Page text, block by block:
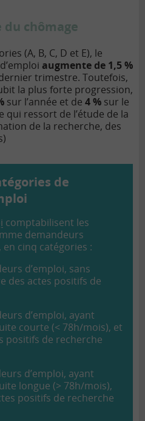
du chômage
(A, B, C, D et E), le
augmente de 1,5 %
trimestre. Toutefois,
la plus forte progression,
sur l’année et de 4 % sur le
qui ressort de l’étude de la
de la recherche, des
de
comptabilisent les
demandeurs
en cinq catégories :
d’emploi, sans
des actes positifs de
d’emploi, ayant
courte (< 78h/mois), et
positifs de recherche
d’emploi, ayant
longue (> 78h/mois),
positifs de recherche